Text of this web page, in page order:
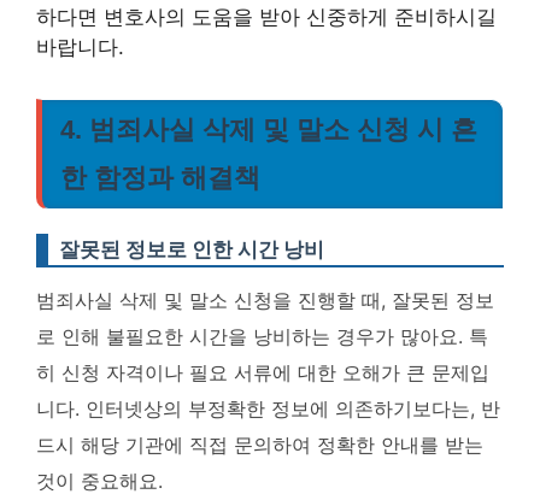
하다면 변호사의 도움을 받아 신중하게 준비하시길
바랍니다.
4. 범죄사실 삭제 및 말소 신청 시 흔
한 함정과 해결책
잘못된 정보로 인한 시간 낭비
범죄사실 삭제 및 말소 신청을 진행할 때, 잘못된 정보
로 인해 불필요한 시간을 낭비하는 경우가 많아요. 특
히 신청 자격이나 필요 서류에 대한 오해가 큰 문제입
니다. 인터넷상의 부정확한 정보에 의존하기보다는, 반
드시 해당 기관에 직접 문의하여 정확한 안내를 받는
것이 중요해요.